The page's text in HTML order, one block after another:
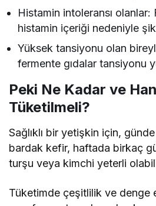
Histamin intoleransı olanlar:
histamin içeriği nedeniyle
Yüksek tansiyonu olan
fermente gıdalar tansiyonu
Peki Ne Kadar ve
Tüketilmeli?
Sağlıklı bir yetişkin için,
bardak kefir, haftada birkaç
turşu veya kimchi yeterli
Tüketimde çeşitlilik ve denge